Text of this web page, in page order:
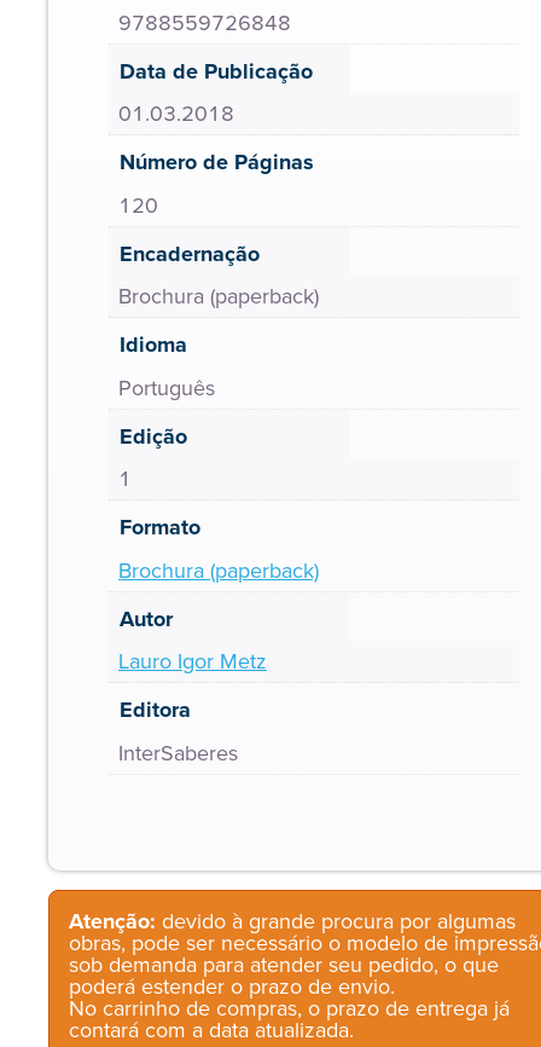
9788559726848
Data de Publicação
01.03.2018
Número de Páginas
120
Encadernação
Brochura (paperback)
Idioma
Português
Edição
1
Formato
Brochura (paperback)
Autor
Lauro Igor Metz
Editora
InterSaberes
Atenção: devido à grande procura por algumas
obras, pode ser necessário o modelo de
sob demanda para atender seu pedido, o que
poderá estender o prazo de envio.
No carrinho de compras, o prazo de entrega já
contará com a data atualizada.